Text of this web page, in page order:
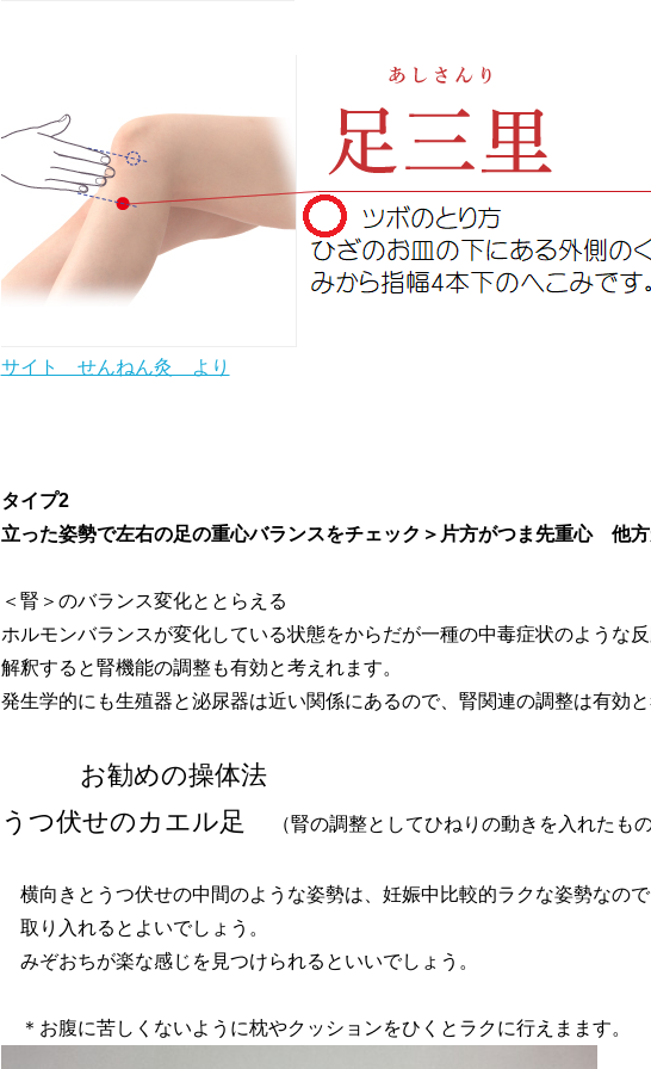
サイト せんねん灸 より
タイプ2
立った姿勢で左右の足の重心バランスをチェック＞片方がつま先重心 他
＜腎＞のバランス変化ととらえる
ホルモンバランスが変化している状態をからだが一種の中毒症状のような
解釈すると腎機能の調整も有効と考えれます。
発生学的にも生殖器と泌尿器は近い関係にあるので、腎関連の調整は有効と
お勧めの操体法
うつ伏せのカエル足
（腎の調整としてひねりの動きを入れたも
横向きとうつ伏せの中間のような姿勢は、妊娠中比較的ラクな姿勢なの
取り入れるとよいでしょう。
みぞおちが楽な感じを見つけられるといいでしょう。
＊お腹に苦しくないように枕やクッションをひくとラクに行えまます。